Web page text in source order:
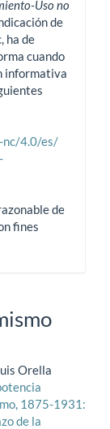
Uso no
de
ha de
cuando
informativa
nc/4.0/es/
de
fines
Orella
1875-1931:
de la